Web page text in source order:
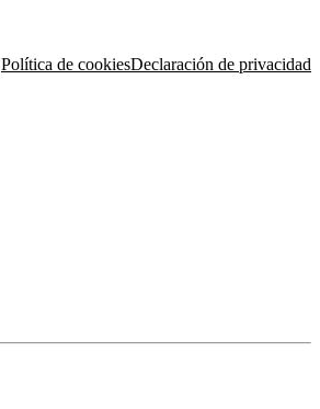
Política de cookiesDeclaración de privacidad